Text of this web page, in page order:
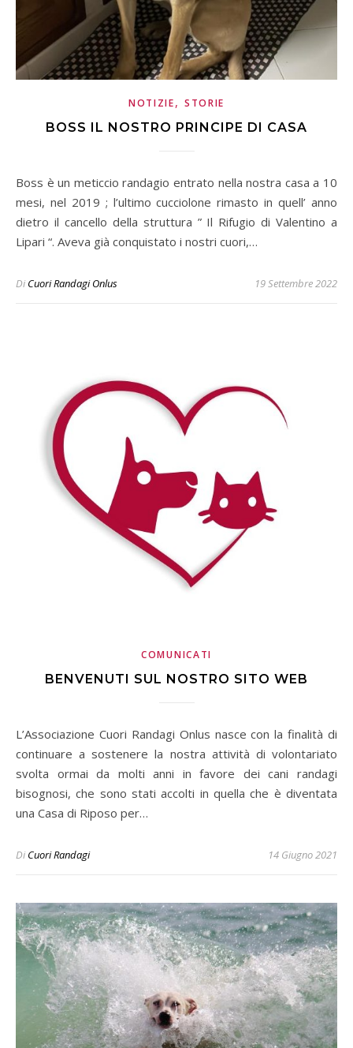
NOTIZIE, STORIE
BOSS IL NOSTRO PRINCIPE DI CASA
Boss è un meticcio randagio entrato nella nostra casa a 10
mesi, nel 2019 ; l’ultimo cucciolone rimasto in quell’ anno
dietro il cancello della struttura ” Il Rifugio di Valentino a
Lipari “. Aveva già conquistato i nostri cuori,…
Di Cuori Randagi Onlus 19 Settembre 2022
COMUNICATI
BENVENUTI SUL NOSTRO SITO WEB
L’Associazione Cuori Randagi Onlus nasce con la finalità di
continuare a sostenere la nostra attività di volontariato
svolta ormai da molti anni in favore dei cani randagi
bisognosi, che sono stati accolti in quella che è diventata
una Casa di Riposo per…
Di Cuori Randagi 14 Giugno 2021